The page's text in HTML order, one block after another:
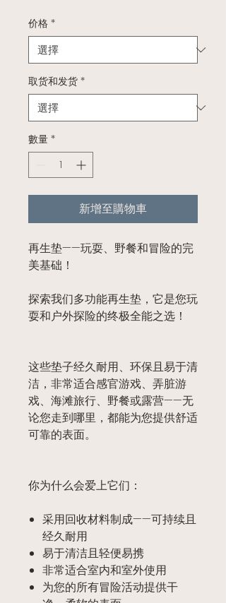
价格 *
取货和发货 *
數量 *
新增至購物車
再生垫——玩耍、野餐和冒险的完
美基础！
探索我们多功能再生垫，它是您玩
耍和户外探险的终极全能之选！
这些垫子经久耐用、环保且易于清
洁，非常适合感官游戏、弄脏游
戏、海滩旅行、野餐或露营——无
论您走到哪里，都能为您提供舒适
可靠的表面。
你为什么会爱上它们：
采用回收材料制成——可持续且
经久耐用
易于清洁且轻便易携
非常适合室内和室外使用
为您的所有冒险活动提供干